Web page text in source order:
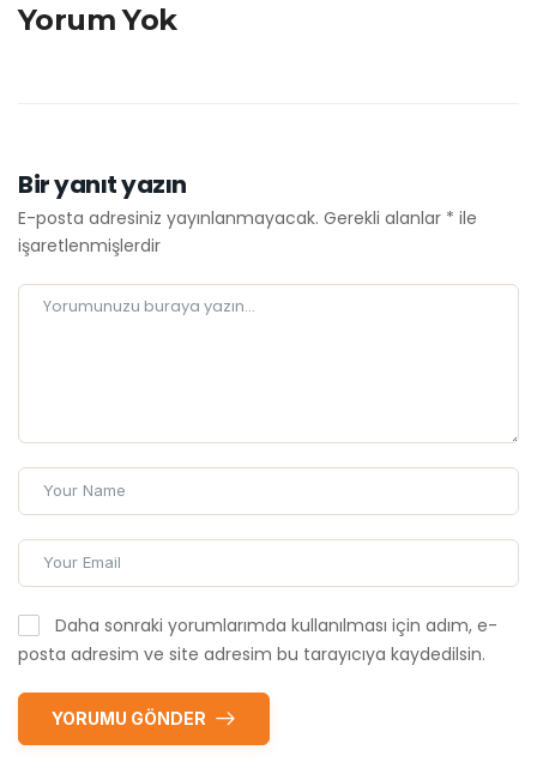
Yorum Yok
Bir yanıt yazın
E-posta adresiniz yayınlanmayacak. Gerekli alanlar * ile
işaretlenmişlerdir
Daha sonraki yorumlarımda kullanılması için adım, e-
posta adresim ve site adresim bu tarayıcıya kaydedilsin.
YORUMU GÖNDER